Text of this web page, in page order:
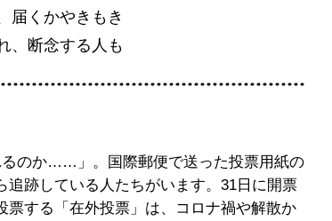
届くかやきもき
、断念する人も
るのか……」。国際郵便で送った投票用紙の
跡している人たちがいます。31日に開票
票する「在外投票」は、コロナ禍や解散か